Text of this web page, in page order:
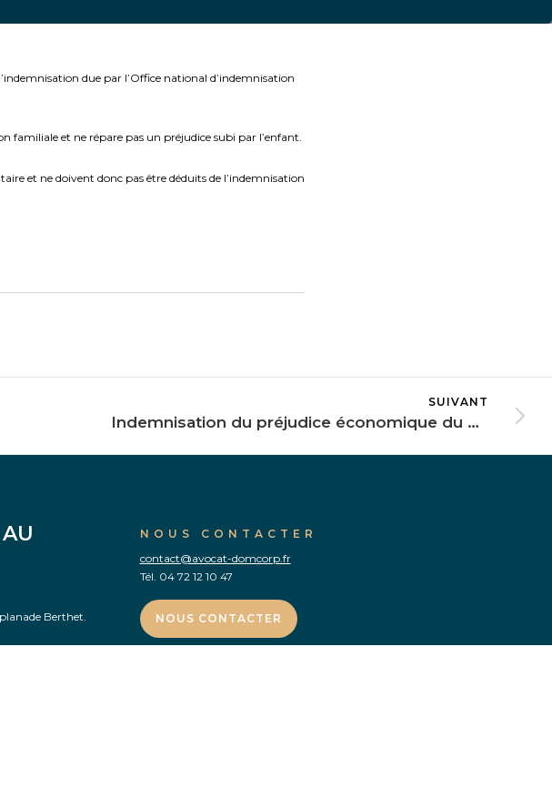
due par l’Office national d’indemnisation
familiale et ne répare pas un préjudice subi par l’enfant.
et ne doivent donc pas être déduits de l’indemnisation
SUIVANT
Indemnisation du préjudice économique du conjoint survivant
Berthet.
NOUS CONTACTER
contact@avocat-domcorp.fr
Tél. 04 72 12 10 47
NOUS CONTACTER